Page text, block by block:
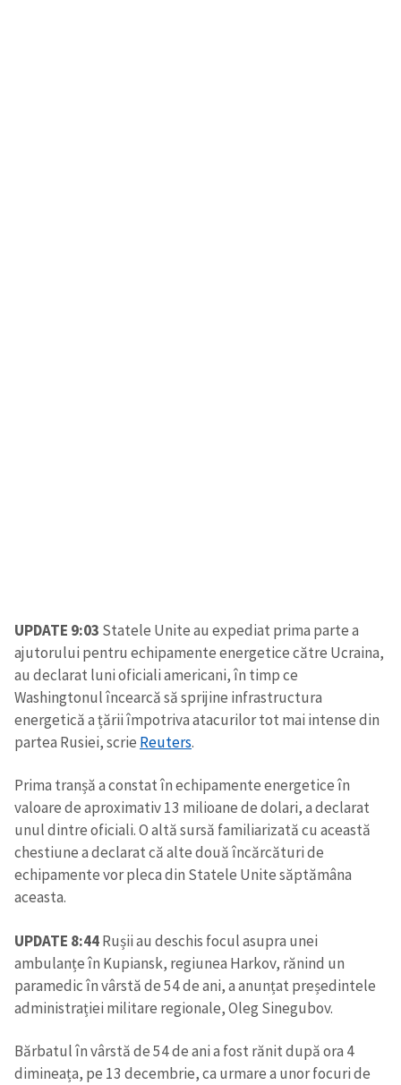
UPDATE 9:03 Statele Unite au expediat prima parte a
ajutorului pentru echipamente energetice către Ucraina,
au declarat luni oficiali americani, în timp ce
Washingtonul încearcă să sprijine infrastructura
energetică a țării împotriva atacurilor tot mai intense din
partea Rusiei, scrie Reuters.
Prima tranșă a constat în echipamente energetice în
valoare de aproximativ 13 milioane de dolari, a declarat
unul dintre oficiali. O altă sursă familiarizată cu această
chestiune a declarat că alte două încărcături de
echipamente vor pleca din Statele Unite săptămâna
aceasta.
UPDATE 8:44Rușii au deschis focul asupra unei
ambulanțe în Kupiansk, regiunea Harkov, rănind un
paramedic în vârstă de 54 de ani, a anunțat președintele
administrației militare regionale, Oleg Sinegubov.
Bărbatul în vârstă de 54 de ani a fost rănit după ora 4
dimineața, pe 13 decembrie, ca urmare a unor focuri de